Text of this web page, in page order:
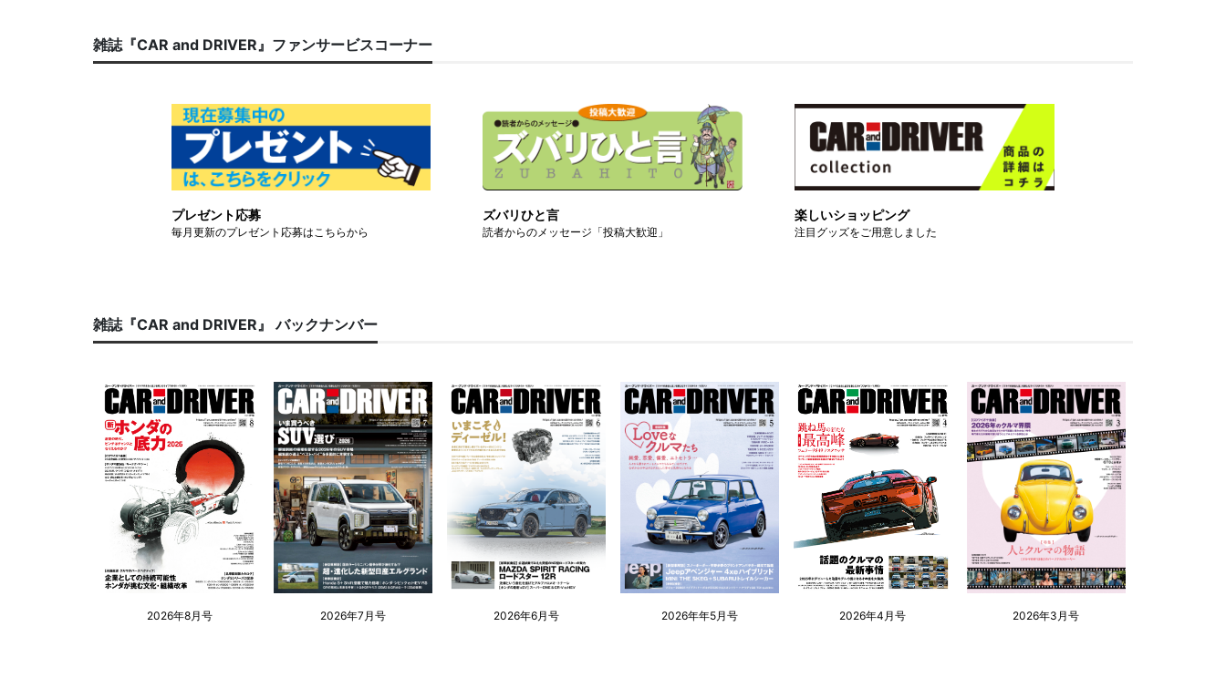
雑誌『CAR and DRIVER』ファンサービスコーナー
プレゼント応募
毎月更新のプレゼント応募はこちらから
ズバリひと言
読者からのメッセージ「投稿大歓迎」
楽しいショッピング
注目グッズをご用意しました
雑誌『CAR and DRIVER』 バックナンバー
2026年8月号 2026年7月号 2026年6月号 2026年年5月号 2026年4月号 2026年3月号